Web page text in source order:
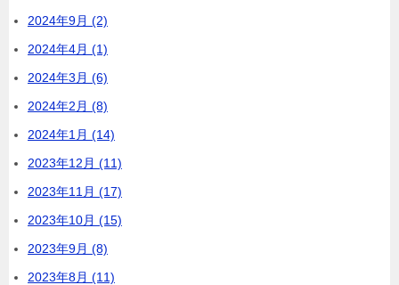
2024年9月 (2)
2024年4月 (1)
2024年3月 (6)
2024年2月 (8)
2024年1月 (14)
2023年12月 (11)
2023年11月 (17)
2023年10月 (15)
2023年9月 (8)
2023年8月 (11)